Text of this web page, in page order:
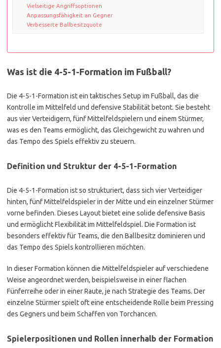
Vielseitige Angriffsoptionen
Anpassungsfähigkeit an Gegner
Verbesserte Ballbesitzquote
Was ist die 4-5-1-Formation im Fußball?
Die 4-5-1-Formation ist ein taktisches Setup im Fußball, das die
Kontrolle im Mittelfeld und defensive Stabilität betont. Sie besteht
aus vier Verteidigern, fünf Mittelfeldspielern und einem Stürmer,
was es den Teams ermöglicht, das Gleichgewicht zu wahren und
das Tempo des Spiels effektiv zu steuern.
Definition und Struktur der 4-5-1-Formation
Die 4-5-1-Formation ist so strukturiert, dass sich vier Verteidiger
hinten, fünf Mittelfeldspieler in der Mitte und ein einzelner Stürmer
vorne befinden. Dieses Layout bietet eine solide defensive Basis
und ermöglicht Flexibilität im Mittelfeldspiel. Die Formation ist
besonders effektiv für Teams, die den Ballbesitz dominieren und
das Tempo des Spiels kontrollieren möchten.
In dieser Formation können die Mittelfeldspieler auf verschiedene
Weise angeordnet werden, beispielsweise in einer flachen
Fünferreihe oder in einer Raute, je nach Strategie des Teams. Der
einzelne Stürmer spielt oft eine entscheidende Rolle beim Pressing
des Gegners und beim Schaffen von Torchancen.
Spielerpositionen und Rollen innerhalb der Formation